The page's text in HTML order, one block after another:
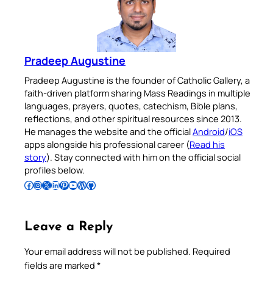
Pradeep Augustine
Pradeep Augustine is the founder of Catholic Gallery, a
faith-driven platform sharing Mass Readings in multiple
languages, prayers, quotes, catechism, Bible plans,
reflections, and other spiritual resources since 2013.
He manages the website and the officialAndroid/iOS
apps alongside his professional career (Read his
story). Stay connected with him on the official social
profiles below.
Follow Pradeep on Facebook Follow Pradeep on InstagramFollow Pradeep on X Follow Pradeep on LinkedIn Follow Pradeep on Pinterest Subscribe to Pradeep’s Youtube Channel Follow Pradeep on WordPress Follow Pradeep on GitHub
Leave a Reply
Your email address will not be published. Required
fields are marked *